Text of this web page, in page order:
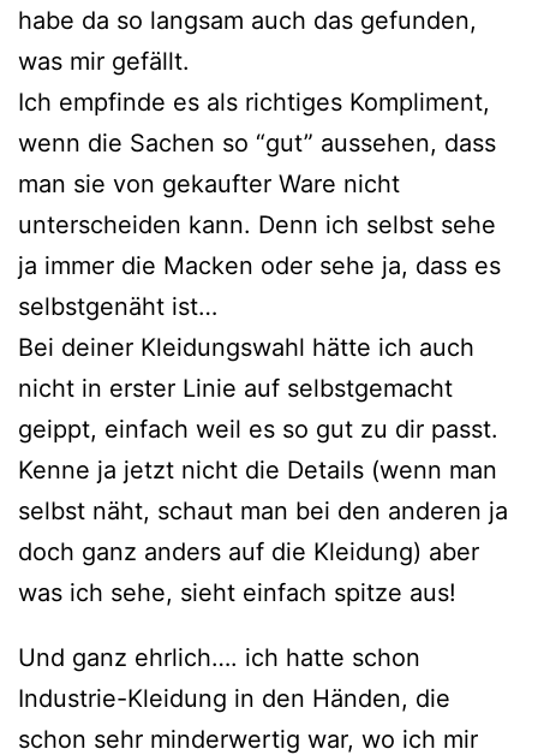
habe da so langsam auch das gefunden,
was mir gefällt.
Ich empfinde es als richtiges Kompliment,
wenn die Sachen so “gut” aussehen, dass
man sie von gekaufter Ware nicht
unterscheiden kann. Denn ich selbst sehe
ja immer die Macken oder sehe ja, dass es
selbstgenäht ist…
Bei deiner Kleidungswahl hätte ich auch
nicht in erster Linie auf selbstgemacht
geippt, einfach weil es so gut zu dir passt.
Kenne ja jetzt nicht die Details (wenn man
selbst näht, schaut man bei den anderen ja
doch ganz anders auf die Kleidung) aber
was ich sehe, sieht einfach spitze aus!
Und ganz ehrlich…. ich hatte schon
Industrie-Kleidung in den Händen, die
schon sehr minderwertig war, wo ich mir